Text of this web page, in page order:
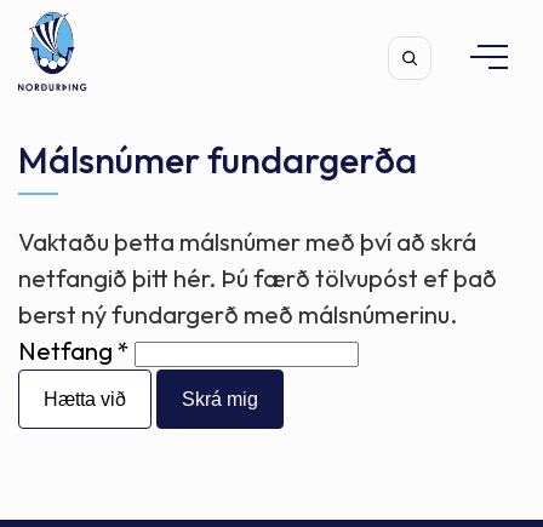
Leita
Málsnúmer fundargerða
Vaktaðu þetta málsnúmer með því að skrá
netfangið þitt hér. Þú færð tölvupóst ef það
berst ný fundargerð með málsnúmerinu.
Netfang
Hætta við